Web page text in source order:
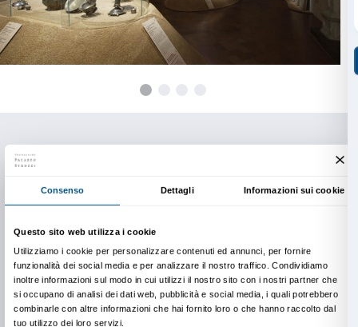
un comitato scientifico composto da Roderick
Scarpari, Felix Schoeber, Stefania Stafutti, I-Man Lai
Calza, prodotta e organizzata dalla Fondazione
collaborazione con MondoMostre e Art Exhibitions
Camera di Commercio di Firenze e
si confronta per la prima volta con una mostra d’arte.